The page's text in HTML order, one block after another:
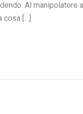
Al manipolatore
cosa […]